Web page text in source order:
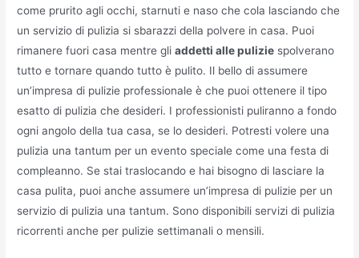
come prurito agli occhi, starnuti e naso che cola lasciando che
un servizio di pulizia si sbarazzi della polvere in casa. Puoi
rimanere fuori casa mentre gliaddetti alle pulizie spolverano
tutto e tornare quando tutto è pulito. Il bello di assumere
un’impresa di pulizie professionale è che puoi ottenere il tipo
esatto di pulizia che desideri. I professionisti puliranno a fondo
ogni angolo della tua casa, se lo desideri. Potresti volere una
pulizia una tantum per un evento speciale come una festa di
compleanno. Se stai traslocando e hai bisogno di lasciare la
casa pulita, puoi anche assumere un’impresa di pulizie per un
servizio di pulizia una tantum. Sono disponibili servizi di pulizia
ricorrenti anche per pulizie settimanali o mensili.